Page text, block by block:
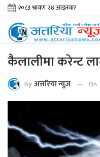
कैलालीमा करेन्ट
By अत्तरिया न्युज On